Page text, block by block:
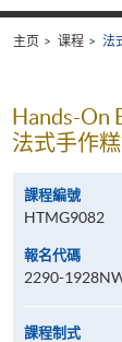
主页 课程 法
Hands-On
法式手作
課程編號
HTMG9082
報名代碼
2290-
課程制式